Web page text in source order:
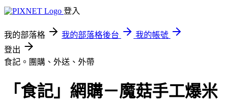
登入
我的部落格 我的部落格後台
我的帳號
登出
食記。團購、外送、外帶
「食記」網購－魔菇手工爆米